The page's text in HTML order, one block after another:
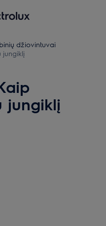
džiovintuvai
jungiklį
jungiklį